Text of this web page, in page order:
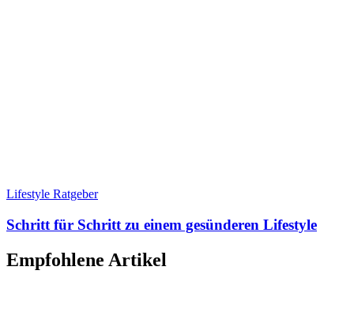
Lifestyle Ratgeber
Schritt für Schritt zu einem gesünderen Lifestyle
Empfohlene Artikel